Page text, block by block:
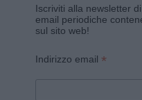
Iscriviti alla newsletter
email periodiche
sul sito web!
Indirizzo email *